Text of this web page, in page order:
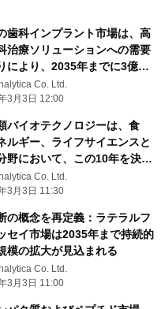
歯科インプラント市場は、高
治療ソリューションへの需要
により、2035年までに3億
ルに達する見込み。
Co. Ltd.
3月3日 12:00
バイオテクノロジーは、食
ルギー、ライフサイエンスと
野において、この10年を決定
長原動力として台頭してい
Co. Ltd.
3月3日 11:30
の概念を再定義：ラテラルフ
セイ市場は2035年まで持続的
模の拡大が見込まれる
Co. Ltd.
3月3日 11:00